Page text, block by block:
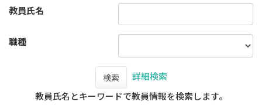
教員氏名
職種
検索
詳細検索
教員氏名とキーワードで教員情報を検索します。